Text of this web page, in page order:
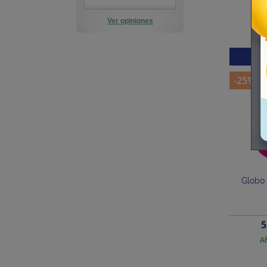
Ver opiniones
Globo
-25%